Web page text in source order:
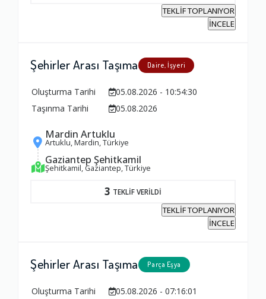
TEKLİF TOPLANIYOR
İNCELE
Şehirler Arası Taşıma Daire, İşyeri
Oluşturma Tarihi
05.08.2026 - 10:54:30
Taşınma Tarihi
05.08.2026
Mardin Artuklu
Artuklu, Mardin, Türkiye
Gaziantep Şehitkamil
Şehitkamil, Gaziantep, Türkiye
3 TEKLİF VERİLDİ
TEKLİF TOPLANIYOR
İNCELE
Şehirler Arası Taşıma Parça Eşya
Oluşturma Tarihi
05.08.2026 - 07:16:01